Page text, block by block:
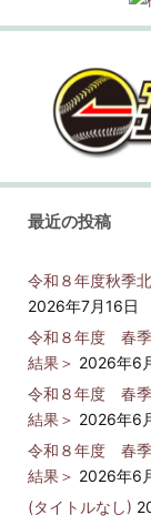
最近の投稿
令和８年度秋季
2026年7月16日
令和８年度 春
結果＞ 2026年6
令和８年度 春
結果＞ 2026年6
令和８年度 春
結果＞ 2026年6
(タイトルなし)